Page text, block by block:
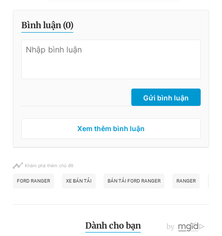
Bình luận (0)
Gửi bình luận
Xem thêm bình luận
Khám phá thêm chủ đề
FORD RANGER XE BÁN TẢI BÁN TẢI FORD RANGER RANGER